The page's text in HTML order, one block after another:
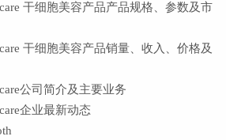
干细胞美容产品产品规格、参数及市
干细胞美容产品销量、收入、价格及
公司简介及主要业务
企业最新动态